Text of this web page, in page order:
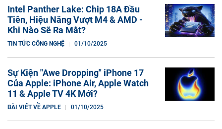
Intel Panther Lake: Chip 18A Đầu
Tiên, Hiệu Năng Vượt M4 & AMD -
Khi Nào Sẽ Ra Mắt?
TIN TỨC CÔNG NGHỆ 01/10/2025
Sự Kiện "Awe Dropping" iPhone 17
Của Apple: iPhone Air, Apple Watch
11 & Apple TV 4K Mới?
BÀI VIẾT VỀ APPLE 01/10/2025